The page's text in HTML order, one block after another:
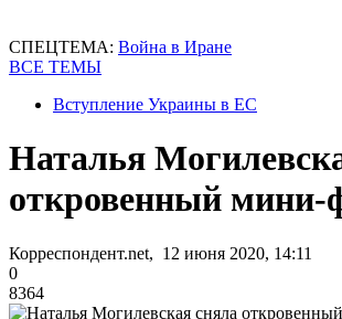
СПЕЦТЕМА: Война в Иране
ВСЕ ТЕМЫ
Вступление Украины в ЕС
Наталья
откровенный мини-
Корреспондент.net, 12 июня 2020, 14:11
0
8364